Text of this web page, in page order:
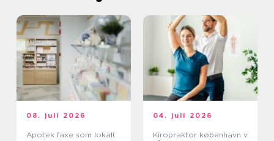
08. juli 2026
Apotek faxe som lokalt
04. juli 2026
Kiropraktor københavn v